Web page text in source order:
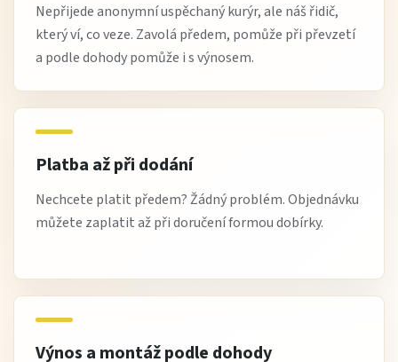
Nepřijede anonymní uspěchaný kurýr, ale náš řidič,
který ví, co veze. Zavolá předem, pomůže při převzetí
a podle dohody pomůže i s výnosem.
Platba až při dodání
Nechcete platit předem? Žádný problém. Objednávku
můžete zaplatit až při doručení formou dobírky.
Výnos a montáž podle dohody